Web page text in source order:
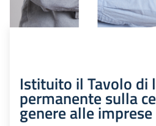
Istituito il Tavolo di
permanente sulla
genere alle imprese